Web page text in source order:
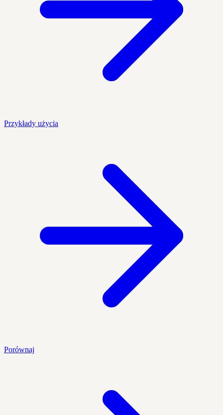
Przykłady użycia
Porównaj